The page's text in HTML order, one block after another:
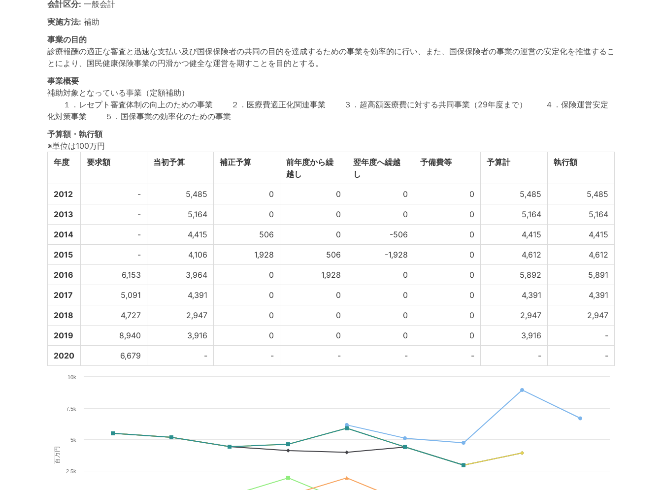
会計区分: 一般会計
実施方法: 補助
事業の目的
診療報酬の適正な審査と迅速な支払い及び国保保険者の共同の目的を達成するための事業を効率的に行い、また、国保保険者の事業の運営の安定化を推進するこ
とにより、国民健康保険事業の円滑かつ健全な運営を期すことを目的とする。
事業概要
補助対象となっている事業（定額補助）
１．レセプト審査体制の向上のための事業 ２．医療費適正化関連事業 ３．超高額医療費に対する共同事業（29年度まで） ４．保険運営安定
化対策事業 ５．国保事業の効率化のための事業
予算額・執行額
※単位は100万円
年度
要求額 当初予算 補正予算
前年度から繰
越し
翌年度へ繰越
し
予備費等 予算計 執行額
2012 - 5,485 0 0 0 0 5,485 5,485
2013 - 5,164 0 0 0 0 5,164 5,164
2014 - 4,415 506 0 -506 0 4,415 4,415
2015 - 4,106 1,928 506 -1,928 0 4,612 4,612
2016 6,153 3,964 0 1,928 0 0 5,892 5,891
2017 5,091 4,391 0 0 0 0 4,391 4,391
2018 4,727 2,947 0 0 0 0 2,947 2,947
2019 8,940 3,916 0 0 0 0 3,916 -
2020 6,679 - - - - - - -
百万円
2.5k
5k
7.5k
10k